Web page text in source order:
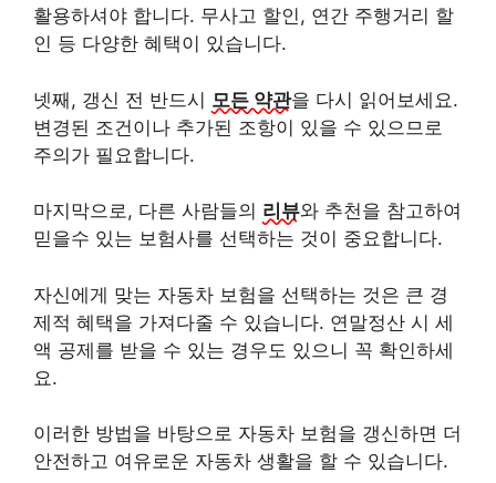
활용하셔야 합니다. 무사고 할인, 연간 주행거리 할
인 등 다양한 혜택이 있습니다.
넷째, 갱신 전 반드시 모든 약관을 다시 읽어보세요.
변경된 조건이나 추가된 조항이 있을 수 있으므로
주의가 필요합니다.
마지막으로, 다른 사람들의 리뷰와 추천을 참고하여
믿을수 있는 보험사를 선택하는 것이 중요합니다.
자신에게 맞는 자동차 보험을 선택하는 것은 큰 경
제적 혜택을 가져다줄 수 있습니다. 연말정산 시 세
액 공제를 받을 수 있는 경우도 있으니 꼭 확인하세
요.
이러한 방법을 바탕으로 자동차 보험을 갱신하면 더
안전하고 여유로운 자동차 생활을 할 수 있습니다.